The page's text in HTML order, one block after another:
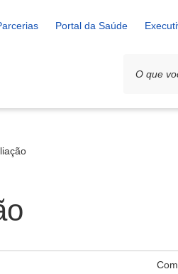
Portal da Saúde
- desativado